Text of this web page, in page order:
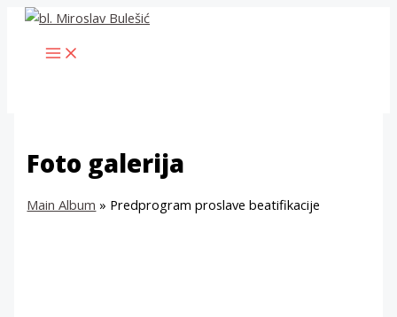
Skip
content
MAIN
MENU
Foto galerija
Main Album » Predprogram proslave beatifikacije